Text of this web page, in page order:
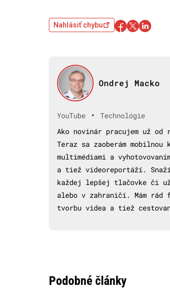
Nahlásiť chybu
Ondrej Macko
YouTube •
Technológie
Ako novinár pracujem už od
Teraz sa zaoberám mobilnou
multimédiami a
a tiež videoreportáží.
každej lepšej tlačovke či už
alebo v zahraničí. Mám rád
tvorbu videa a tiež
Podobné články